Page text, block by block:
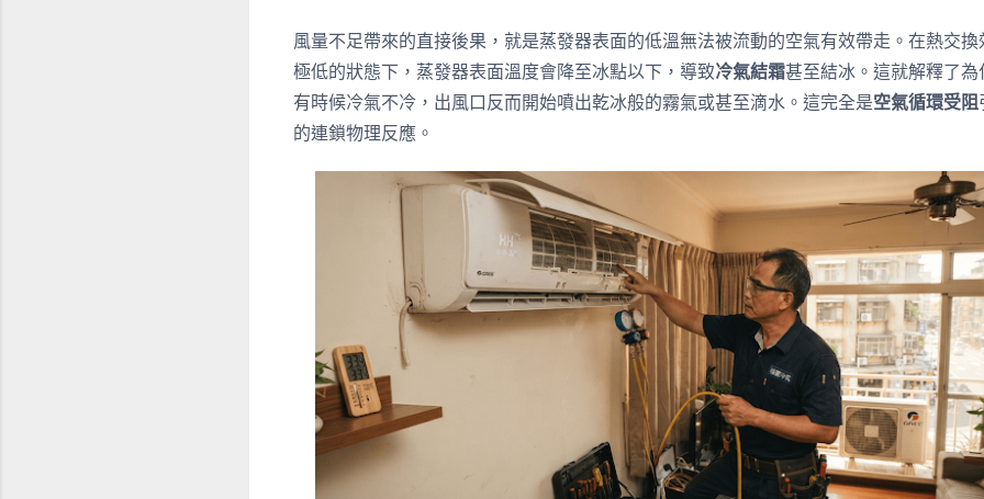
風量不足帶來的直接後果，就是蒸發器表面的低溫無法被流動的空氣有效帶走。在熱交換
極低的狀態下，蒸發器表面溫度會降至冰點以下，導致冷氣結霜甚至結冰。這就解釋了為
有時候冷氣不冷，出風口反而開始噴出乾冰般的霧氣或甚至滴水。這完全是空氣循環受阻
的連鎖物理反應。